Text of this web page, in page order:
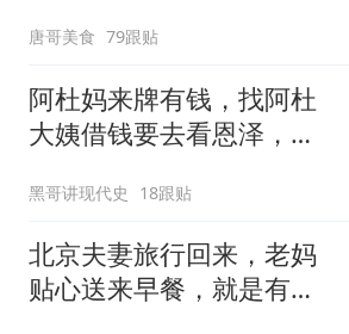
唐哥美食 79跟贴
阿杜妈来牌有钱，找阿杜
大姨借钱要去看恩泽，看
黑哥讲现代史 18跟贴
北京夫妻旅行回来，老妈
贴心送来早餐，就是有点